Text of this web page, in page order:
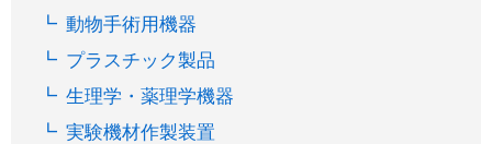
動物手術用機器
プラスチック製品
生理学・薬理学機器
実験機材作製装置